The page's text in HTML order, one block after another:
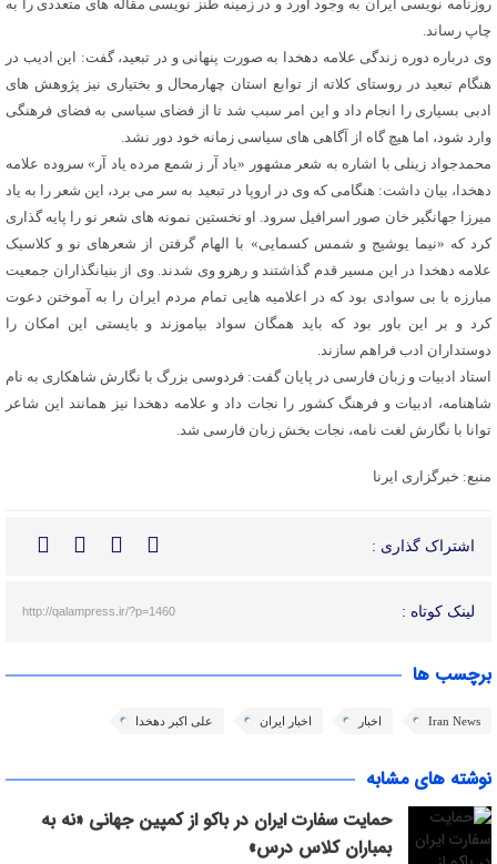
روزنامه نویسی ایران به وجود آورد و در زمینه طنز نویسی مقاله های متعددی را به
چاپ رساند.
وی درباره دوره زندگی علامه دهخدا به صورت پنهانی و در تبعید، گفت: این ادیب در
هنگام تبعید در روستای کلاته از توابع استان چهارمحال و بختیاری نیز پژوهش های
ادبی بسیاری را انجام داد و این امر سبب شد تا از فضای سیاسی به فضای فرهنگی
وارد شود، اما هیچ گاه از آگاهی های سیاسی زمانه خود دور نشد.
محمدجواد زینلی با اشاره به شعر مشهور «یاد آر ز شمع مرده یاد آر» سروده علامه
دهخدا، بیان داشت: هنگامی که وی در اروپا در تبعید به سر می برد، این شعر را به یاد
میرزا جهانگیر خان صور اسرافیل سرود. او نخستین نمونه های شعر نو را پایه گذاری
کرد که «نیما یوشیج و شمس کسمایی» با الهام گرفتن از شعرهای نو و کلاسیک
علامه دهخدا در این مسیر قدم گذاشتند و رهرو وی شدند. وی از بنیانگذاران جمعیت
مبارزه با بی سوادی بود که در اعلامیه هایی تمام مردم ایران را به آموختن دعوت
کرد و بر این باور بود که باید همگان سواد بیاموزند و بایستی این امکان را
دوستداران ادب فراهم سازند.
استاد ادبیات و زبان فارسی در پایان گفت: فردوسی بزرگ با نگارش شاهکاری به نام
شاهنامه، ادبیات و فرهنگ کشور را نجات داد و علامه دهخدا نیز همانند این شاعر
توانا با نگارش لغت نامه، نجات بخش زبان فارسی شد.
منبع: خبرگزاری ایرنا
اشتراک گذاری :
لینک کوتاه : http://qalampress.ir/?p=1460
برچسب ها
Iran News اخبار اخبار ایران علی اکبر دهخدا
نوشته های مشابه
حمایت سفارت ایران در باکو از کمپین جهانی «نه به
بمباران کلاس درس»